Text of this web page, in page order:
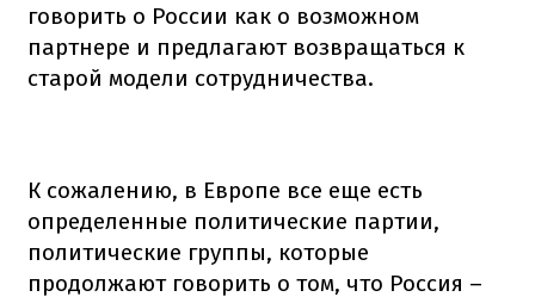
говорить о России как о возможном
партнере и предлагают возвращаться к
старой модели сотрудничества.
К сожалению, в Европе все еще есть
определенные политические партии,
политические группы, которые
продолжают говорить о том, что Россия –